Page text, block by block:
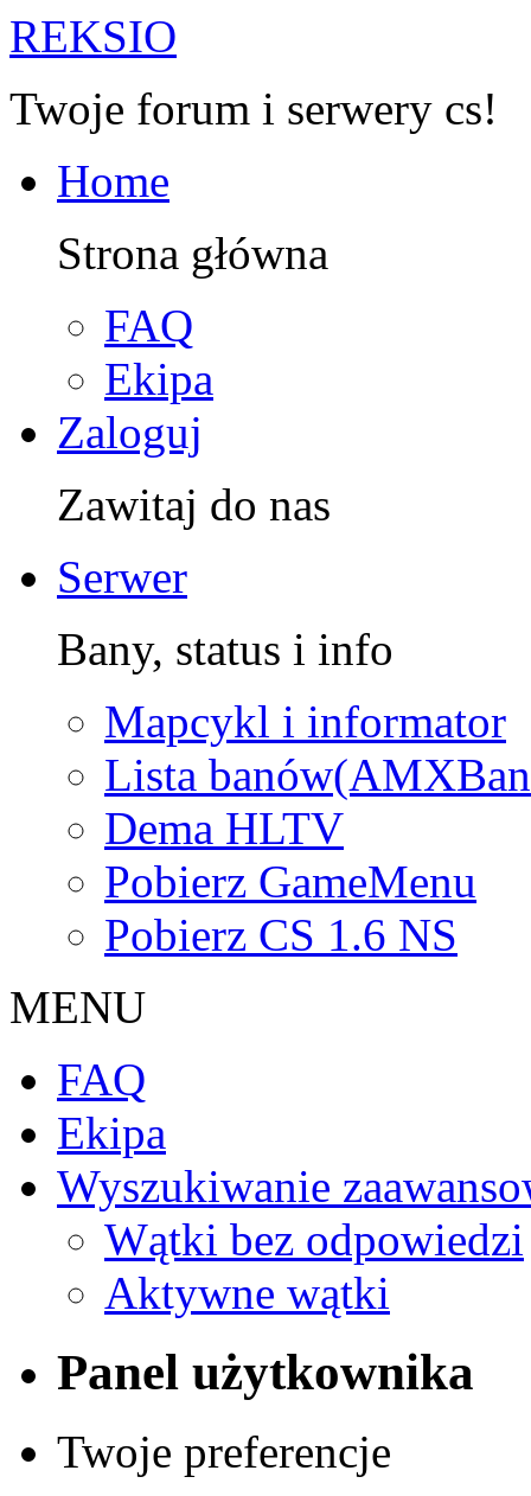
REKSIO
Twoje forum i serwery cs!
Home
Strona główna
FAQ
Ekipa
Zaloguj
Zawitaj do nas
Serwer
Bany, status i info
Mapcykl i informator
Lista
Dema HLTV
Pobierz GameMenu
Pobierz CS 1.6 NS
MENU
FAQ
Ekipa
Wyszukiwanie
Wątki bez odpowiedzi
Aktywne wątki
Panel użytkownika
Twoje preferencje